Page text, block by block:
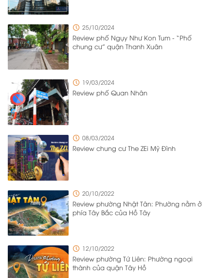
ra vào từ nhiều hướng khác nhau để đảm bảo việc di
chuyển ra vào trong khu đô thị diễn ra thuận tiện và có trật
tự. Với mật độ cư dân sinh sống và làm việc cao, chủ đầu
tư đã triển khai nhiều giải pháp quản lý tổng thể để quản
lý một cách hiệu quả và vẫn đảm bảo sự thuận tiện cho
cư dân sinh sống tại đây.
25/10/2024
Review phố Ngụy Như Kon Tum - “Phố
chung cư” quận Thanh Xuân
19/03/2024
Review phố Quan Nhân
08/03/2024
Review chung cư The ZEi Mỹ Đình
20/10/2022
Review phường Nhật Tân: Phường nằm ở
phía Tây Bắc của Hồ Tây
12/10/2022
Review phường Tứ Liên: Phường ngoại
thành của quận Tây Hồ